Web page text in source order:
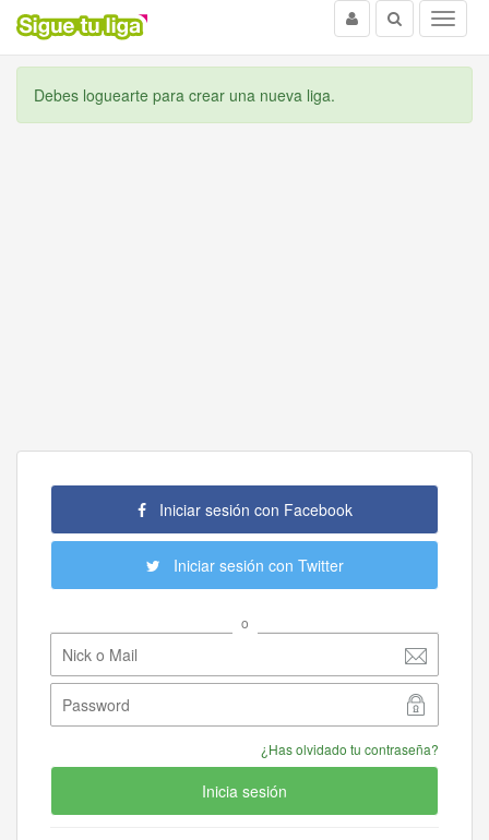
Menu
Buscar
Usuario
Debes loguearte para crear una nueva liga.
Iniciar sesión con Facebook
Iniciar sesión con Twitter
o
¿Has olvidado tu contraseña?
Inicia sesión